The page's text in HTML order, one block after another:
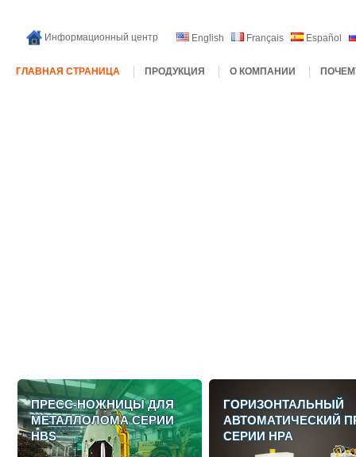
Информационный центр English Français Español
ГЛАВНАЯ СТРАНИЦА ПРОДУКЦИЯ О КОМПАНИИ
ПРЕСС-НОЖНИЦЫ ДЛЯ
МЕТАЛЛОЛОМА СЕРИИ
HBS
ГОРИЗОНТАЛЬНЫЙ
АВТОМАТИЧЕСКИЙ
СЕРИИ HPA